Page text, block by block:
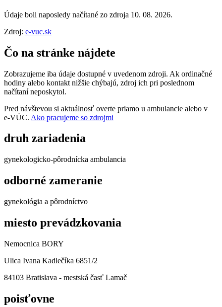
Údaje boli naposledy načítané zo zdroja 10. 08. 2026.
Zdroj: e-vuc.sk
Čo na stránke nájdete
Zobrazujeme iba údaje dostupné v uvedenom zdroji. Ak ordinačné
hodiny alebo kontakt nižšie chýbajú, zdroj ich pri poslednom
načítaní neposkytol.
Pred návštevou si aktuálnosť overte priamo u ambulancie alebo v
e‑VÚC. Ako pracujeme so zdrojmi
druh zariadenia
gynekologicko-pôrodnícka ambulancia
odborné zameranie
gynekológia a pôrodníctvo
miesto prevádzkovania
Nemocnica BORY
Ulica Ivana Kadlečíka 6851/2
84103 Bratislava - mestská časť Lamač
poisťovne